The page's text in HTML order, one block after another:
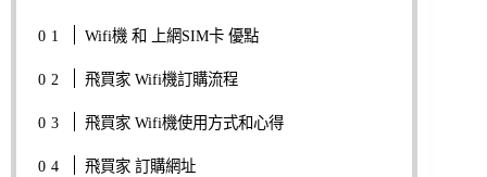
Wifi機 和 上網SIM卡 優點
飛買家 Wifi機訂購流程
飛買家 Wifi機使用方式和心得
飛買家 訂購網址